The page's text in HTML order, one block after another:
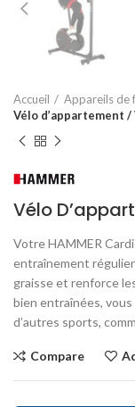
Accueil Appareils de
Vélo d’appartement
Vélo
Votre HAMMER
entraînement régulier
graisse et renforce
bien entraînées,
d’autres sports,
Compare